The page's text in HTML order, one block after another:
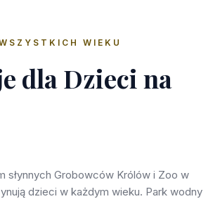
WIEKU
dla Dzieci na
słynnych Grobowców Królów i Zoo w
dzieci w każdym wieku. Park wodny